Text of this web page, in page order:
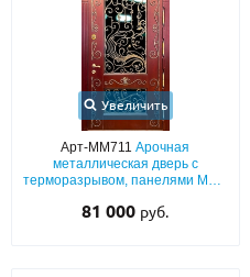
Увеличить
Арт-ММ711Арочная
металлическая дверь с
терморазрывом, панелями МДФ
стеклопакетом
81 000 руб.